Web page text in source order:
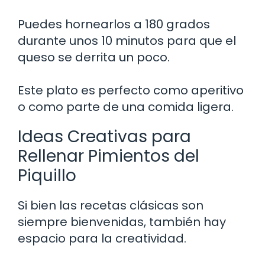
Puedes hornearlos a 180 grados
durante unos 10 minutos para que el
queso se derrita un poco.
Este plato es perfecto como aperitivo
o como parte de una comida ligera.
Ideas Creativas para
Rellenar Pimientos del
Piquillo
Si bien las recetas clásicas son
siempre bienvenidas, también hay
espacio para la creatividad.